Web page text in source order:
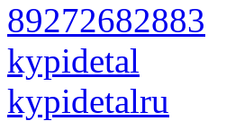
89272682883
kypidetal
kypidetalru